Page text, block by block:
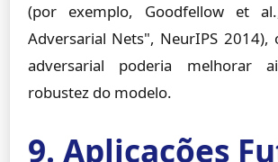
(por exemplo, Goodfellow et
Adversarial Nets", NeurIPS 2014),
adversarial poderia melhorar
robustez do modelo.
9. Aplicações